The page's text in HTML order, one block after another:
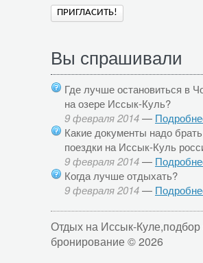
Вы спрашивали
Где лучше остановиться в
на озере Иссык-Куль?
9 февраля 2014—
Какие документы надо
поездки на Иссык-Куль
9 февраля 2014—
Когда лучше отдыхать?
9 февраля 2014—
Отдых на Иссык-Куле,подбор
бронирование © 2026